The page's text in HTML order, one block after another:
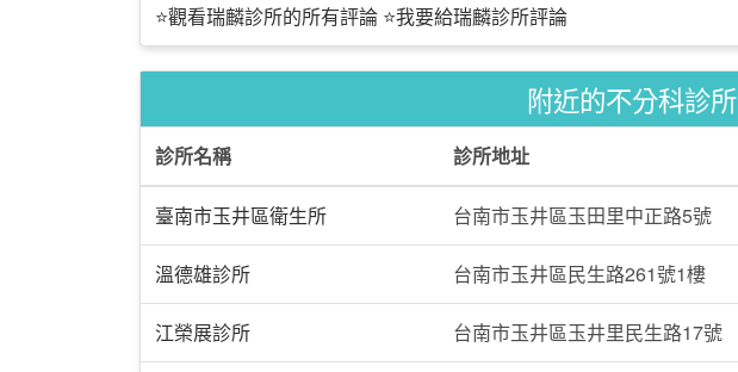
⭐觀看瑞麟診所的所有評論 ⭐我要給瑞麟診所評論
附近的不分科診所
診所名稱 診所地址
臺南市玉井區衛生所 台南市玉井區玉田里中正路5號
溫德雄診所 台南市玉井區民生路261號1樓
江榮展診所 台南市玉井區玉井里民生路17號